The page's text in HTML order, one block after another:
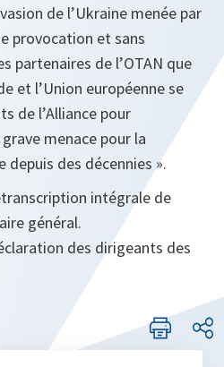
de l’Ukraine menée par
provocation et sans
partenaires de l’OTAN que
et l’Union européenne se
de l’Alliance pour
menace pour la
des décennies ».
intégrale de
général.
des dirigeants des